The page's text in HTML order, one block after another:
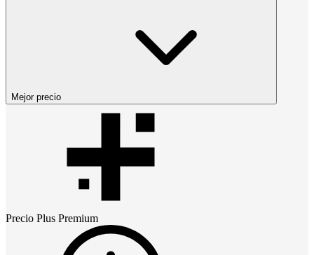
Mejor precio
Precio Plus Premium